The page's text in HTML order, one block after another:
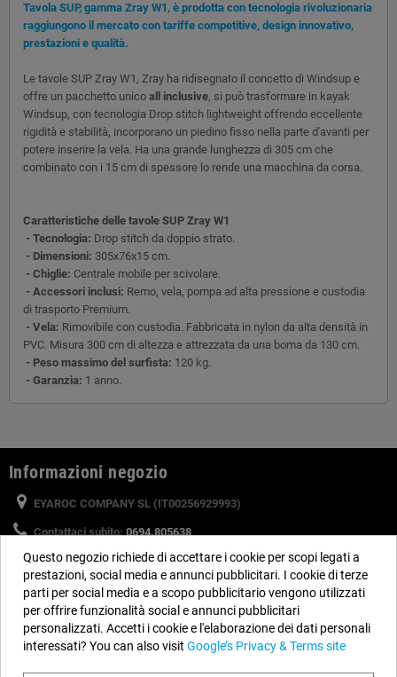
Tavola SUP, gamma Zray W1, è prodotta con tecnologia rivoluzionaria
raggiungono il mercato con tariffe competitive, design innovativo,
prestazioni e qualità.
Le tavole SUP Zray W1, Zray ha ridisegnato il concetto di Windsup e
offre un pacchetto unico all inclusive, si può trasformare in kayak
Windsup, con tecnologia Drop stitch lightweight offrendo eccellente
rigidità e stabilità, incorporano un piedino fisso nella parte d'avanti per
potere inserire la vela. Ha una grande lunghezza di 305 cm che
combinato con i 15 cm di spessore lo rende una macchina da corsa.
Caratteristiche delle tavole SUP Zray W1
- Tecnologia: Drop stitch da doppio strato.
- Dimensioni: 305x76x15 cm.
- Chiglie: Centrale mobile per scivolare.
- Accessori inclusi: Remo, vela, pompa ad alta pressione e custodia
di trasporto Premium.
- Vela: Rimovibile con custodia. Fabbricata in nylon da alta densità in
PVC. Misura 300 cm di altezza e attrezzata da una boma da 130 cm.
- Peso massimo del surfista: 120 kg.
- Garanzia: 1 anno.
Informazioni negozio
EYAROC COMPANY SL (IT00256929993)
Contattaci subito:0694.805638
Orario:Dal lunedì al venerdì, dalle 9 alle 14 e dalle 15 alle 18
Email:info@piscinefuori-terra.com
Seguici
Questo negozio richiede di accettare i cookie per scopi legati a
prestazioni, social media e annunci pubblicitari. I cookie di terze
parti per social media e a scopo pubblicitario vengono utilizzati
per offrire funzionalità social e annunci pubblicitari
personalizzati. Accetti i cookie e l'elaborazione dei dati personali
interessati? You can also visit Google’s Privacy & Terms site